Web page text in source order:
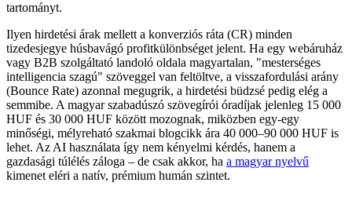
tartományt.
Ilyen hirdetési árak mellett a konverziós ráta (CR) minden
tizedesjegye húsbavágó profitkülönbséget jelent. Ha egy webáruház
vagy B2B szolgáltató landoló oldala magyartalan, "mesterséges
intelligencia szagú" szöveggel van feltöltve, a visszafordulási arány
(Bounce Rate) azonnal megugrik, a hirdetési büdzsé pedig elég a
semmibe. A magyar szabadúszó szövegírói óradíjak jelenleg 15 000
HUF és 30 000 HUF között mozognak, miközben egy-egy
minőségi, mélyreható szakmai blogcikk ára 40 000–90 000 HUF is
lehet. Az AI használata így nem kényelmi kérdés, hanem a
gazdasági túlélés záloga – de csak akkor, ha a magyar nyelvű
kimenet eléri a natív, prémium humán szintet.